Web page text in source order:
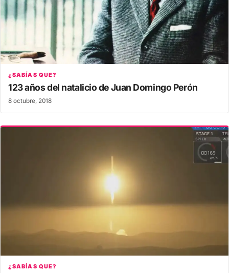
¿SABÍAS QUE?
123 años del natalicio de Juan Domingo Perón
8 octubre, 2018
¿SABÍAS QUE?